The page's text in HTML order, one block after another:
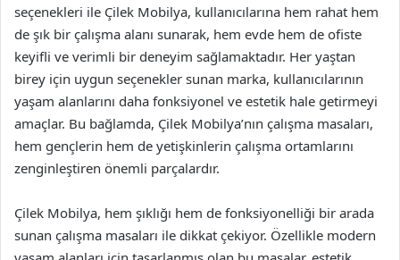
seçenekleri ile Çilek Mobilya, kullanıcılarına hem rahat hem
de şık bir çalışma alanı sunarak, hem evde hem de ofiste
keyifli ve verimli bir deneyim sağlamaktadır. Her yaştan
birey için uygun seçenekler sunan marka, kullanıcılarının
yaşam alanlarını daha fonksiyonel ve estetik hale getirmeyi
amaçlar. Bu bağlamda, Çilek Mobilya’nın çalışma masaları,
hem gençlerin hem de yetişkinlerin çalışma ortamlarını
zenginleştiren önemli parçalardır.
Çilek Mobilya, hem şıklığı hem de fonksiyonelliği bir arada
sunan çalışma masaları ile dikkat çekiyor. Özellikle modern